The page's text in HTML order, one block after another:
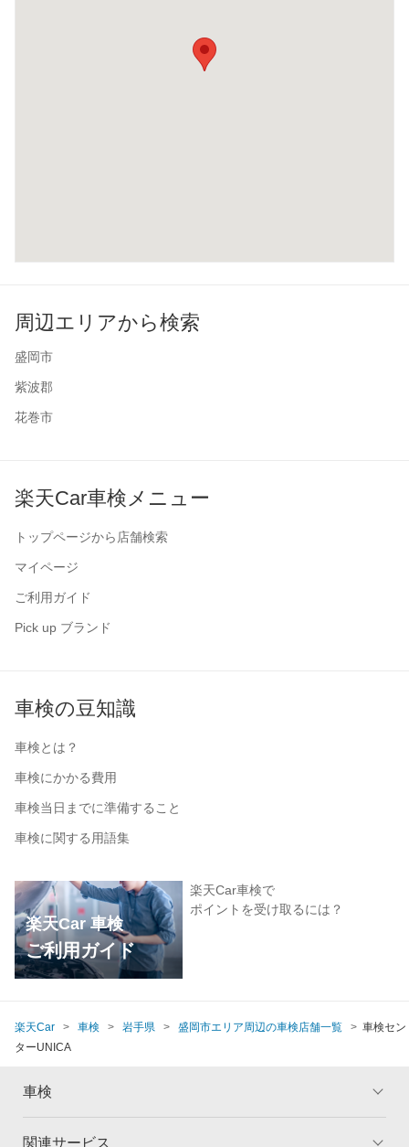
周辺エリアから検索
盛岡市
紫波郡
花巻市
楽天Car車検メニュー
トップページから店舗検索
マイページ
ご利用ガイド
Pick up ブランド
車検の豆知識
車検とは？
車検にかかる費用
車検当日までに準備すること
車検に関する用語集
楽天Car 車検
ご利用ガイド
楽天Car車検で
ポイントを受け取るには？
楽天Car 車検 岩手県 盛岡市エリア周辺の車検店舗一覧
車検セン
ターUNICA
車検
関連サービス